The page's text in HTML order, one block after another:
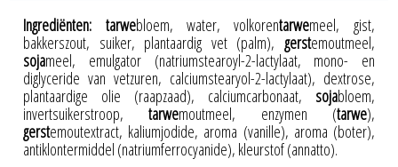
Ingrediënten: tarwebloem, water, volkorentarwemeel, gist,
bakkerszout, suiker, plantaardig vet (palm), gerstemoutmeel,
sojameel, emulgator (natriumstearoyl-2-lactylaat, mono- en
diglyceride van vetzuren, calciumstearyol-2-lactylaat), dextrose,
plantaardige olie (raapzaad), calciumcarbonaat, sojabloem,
invertsuikerstroop,tarwemoutmeel, enzymen (tarwe),
gerstemoutextract, kaliumjodide, aroma (vanille), aroma (boter),
antiklontermiddel (natriumferrocyanide), kleurstof (annatto).